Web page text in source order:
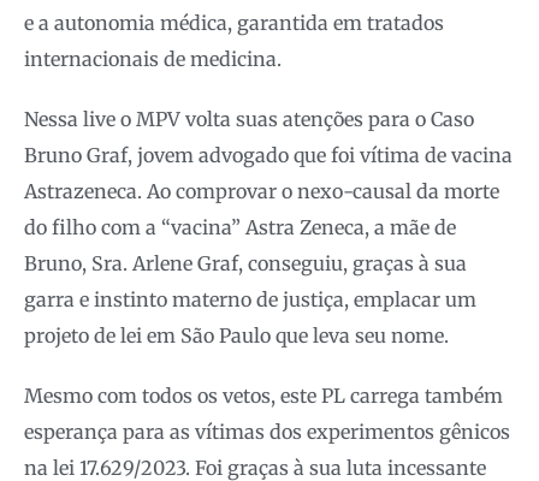
e a autonomia médica, garantida em tratados
internacionais de medicina.
Nessa live o MPV volta suas atenções para o Caso
Bruno Graf, jovem advogado que foi vítima de vacina
Astrazeneca. Ao comprovar o nexo-causal da morte
do filho com a “vacina” Astra Zeneca, a mãe de
Bruno, Sra. Arlene Graf, conseguiu, graças à sua
garra e instinto materno de justiça, emplacar um
projeto de lei em São Paulo que leva seu nome.
Mesmo com todos os vetos, este PL carrega também
esperança para as vítimas dos experimentos gênicos
na lei 17.629/2023. Foi graças à sua luta incessante